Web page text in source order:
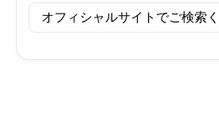
オフィシャルサイトでご検索く